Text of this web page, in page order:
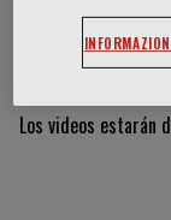
Vídeos y
Los videos estarán